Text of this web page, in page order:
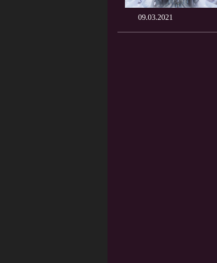
09.03.2021